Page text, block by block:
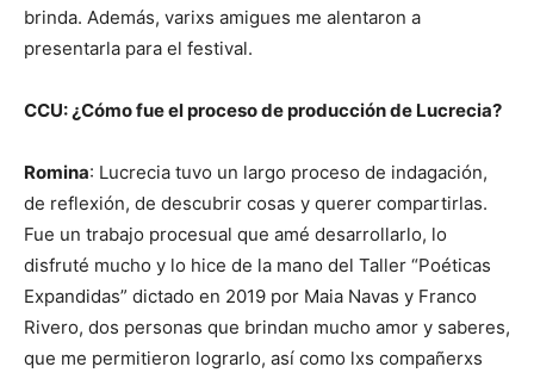
brinda. Además, varixs amigues me alentaron a
presentarla para el festival.
CCU: ¿Cómo fue el proceso de producción de Lucrecia?
Romina: Lucrecia tuvo un largo proceso de indagación,
de reflexión, de descubrir cosas y querer compartirlas.
Fue un trabajo procesual que amé desarrollarlo, lo
disfruté mucho y lo hice de la mano del Taller “Poéticas
Expandidas” dictado en 2019 por Maia Navas y Franco
Rivero, dos personas que brindan mucho amor y saberes,
que me permitieron lograrlo, así como lxs compañerxs